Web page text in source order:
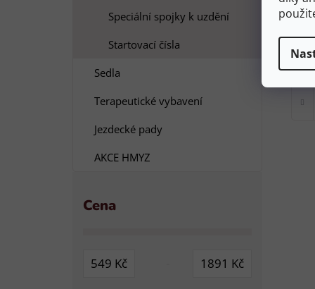
Speciální spojky k uzdění
Startovací čísla
Sedla
Terapeutické vybavení
Jezdecké pady
AKCE HMYZ
Cena
549 Kč 1891 Kč